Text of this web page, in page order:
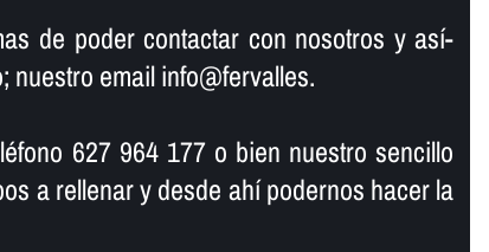
de poder contactar con nosotros y así­
email info@fervalles.
627 964 177 o bien nuestro sencillo
a rellenar y desde ahí­ podernos hacer la